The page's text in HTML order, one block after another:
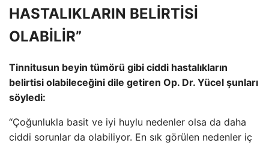
HASTALIKLARIN BELİRTİSİ
OLABİLİR”
Tinnitusun beyin tümörü gibi ciddi hastalıkların
belirtisi olabileceğini dile getiren Op. Dr. Yücel şunları
söyledi:
“Çoğunlukla basit ve iyi huylu nedenler olsa da daha
ciddi sorunlar da olabiliyor. En sık görülen nedenler iç